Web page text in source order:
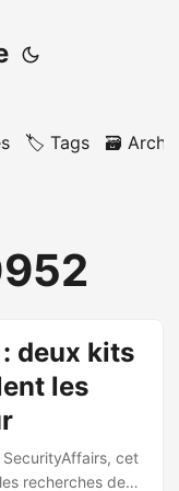
🏷️ Tags 🗃️
deux kits
les
cet
recherches de